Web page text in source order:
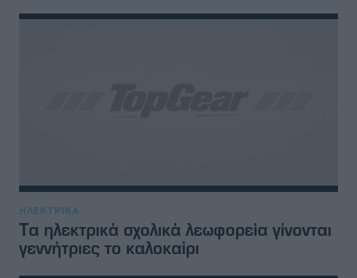
ΗΛΕΚΤΡΙΚΑ
Tα ηλεκτρικά σχολικά λεωφορεία γίνονται
γεννήτριες το καλοκαίρι